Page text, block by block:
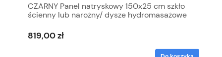
CZARNY Panel natryskowy 150x25 cm szkło
ścienny lub narożny/ dysze hydromasażowe
819,00 zł